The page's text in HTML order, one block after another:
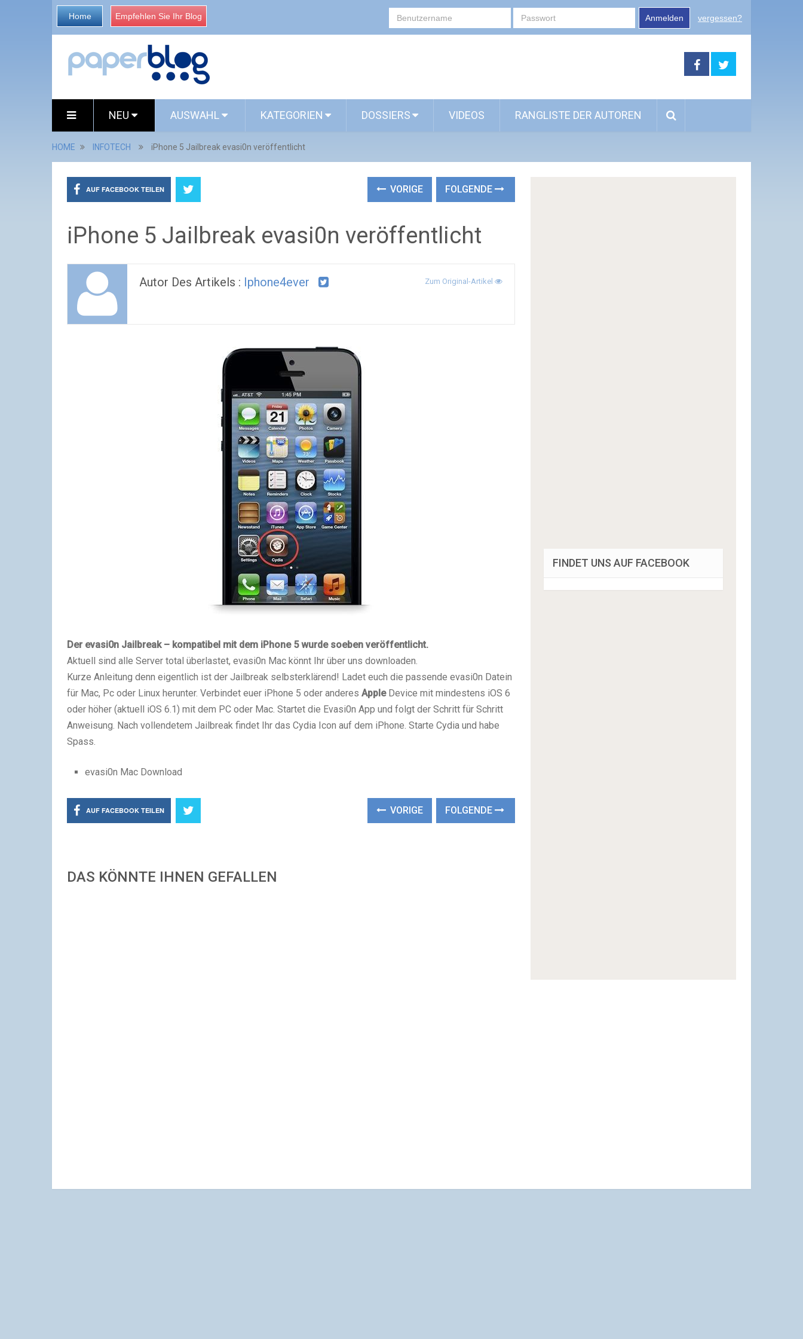
Home Empfehlen Sie Ihr Blog Anmelden vergessen?
NEU AUSWAHL KATEGORIEN DOSSIERS VIDEOS RANGLISTE DER AUTOREN
HOME INFOTECH iPhone 5 Jailbreak evasi0n veröffentlicht
AUF FACEBOOK TEILEN VORIGE FOLGENDE
iPhone 5 Jailbreak evasi0n veröffentlicht
Autor Des Artikels : Iphone4ever Zum Original-Artikel
Der evasi0n Jailbreak – kompatibel mit dem iPhone 5 wurde soeben veröffentlicht.
Aktuell sind alle Server total überlastet, evasi0n Mac könnt Ihr über uns downloaden.
Kurze Anleitung denn eigentlich ist der Jailbreak selbsterklärend! Ladet euch die passende evasi0n Datein
für Mac, Pc oder Linux herunter. Verbindet euer iPhone 5 oder anderes AppleDevice mit mindestens iOS 6
oder höher (aktuell iOS 6.1) mit dem PC oder Mac. Startet die Evasi0n App und folgt der Schritt für Schritt
Anweisung. Nach vollendetem Jailbreak findet Ihr das Cydia Icon auf dem iPhone. Starte Cydia und habe
Spass.
evasi0n Mac Download
AUF FACEBOOK TEILEN VORIGE FOLGENDE
DAS KÖNNTE IHNEN GEFALLEN
FINDET UNS AUF FACEBOOK